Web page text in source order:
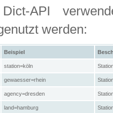
API
werden:
Beispiel
station=köln
gewaesser=rhein
agency=dresden
land=hamburg